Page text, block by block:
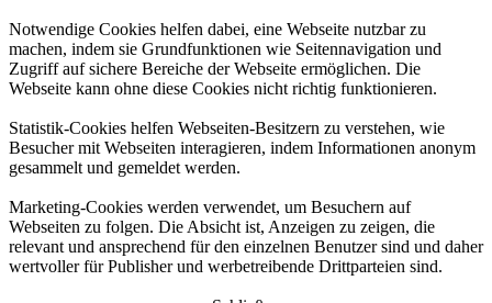
Notwendige Cookies helfen dabei, eine Webseite nutzbar zu
machen, indem sie Grundfunktionen wie Seitennavigation und
Zugriff auf sichere Bereiche der Webseite ermöglichen. Die
Webseite kann ohne diese Cookies nicht richtig funktionieren.
Statistik-Cookies helfen Webseiten-Besitzern zu verstehen, wie
Besucher mit Webseiten interagieren, indem Informationen anonym
gesammelt und gemeldet werden.
Marketing-Cookies werden verwendet, um Besuchern auf
Webseiten zu folgen. Die Absicht ist, Anzeigen zu zeigen, die
relevant und ansprechend für den einzelnen Benutzer sind und daher
wertvoller für Publisher und werbetreibende Drittparteien sind.